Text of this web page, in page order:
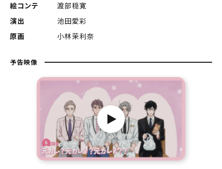
絵コンテ
渡部穏寛
演出
池田愛彩
原画
小林茉利奈
予告映像